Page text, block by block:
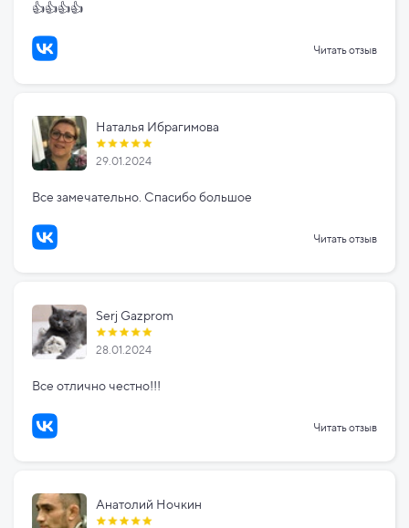
👍👍👍👍
Читать отзыв
Наталья Ибрагимова
29.01.2024
Все замечательно. Спасибо большое
Читать отзыв
Serj Gazprom
28.01.2024
Все отлично честно!!!
Читать отзыв
Анатолий Ночкин